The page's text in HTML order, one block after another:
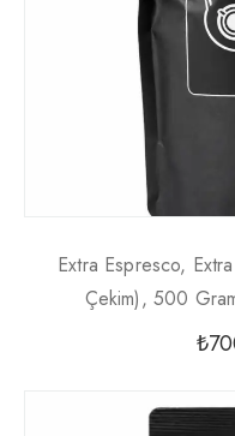
Extra Espresco,
Çekim), 500
₺